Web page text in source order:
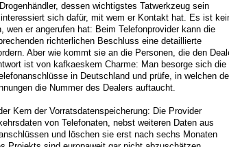
dessen wichtigstes Tatwerkzeug sein
sich dafür, mit wem er Kontakt hat. Es ist
wen er angerufen hat: Beim Telefonprovider kann die
richterlichen Beschluss eine detaillierte
Aber wie kommt sie an die Personen, die den
ist von kafkaeskem Charme: Man besorge sich die
in Deutschland und prüfe, in welchen
die Nummer des Dealers auftaucht.
Kern der Vorratsdatenspeicherung: Die Provider
von Telefonaten, nebst weiteren Daten aus
und löschen sie erst nach sechs Monaten